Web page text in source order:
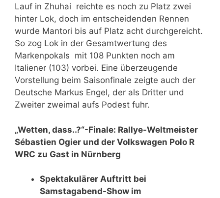
Lauf in Zhuhai reichte es noch zu Platz zwei
hinter Lok, doch im entscheidenden Rennen
wurde Mantori bis auf Platz acht durchgereicht.
So zog Lok in der Gesamtwertung des
Markenpokals mit 108 Punkten noch am
Italiener (103) vorbei. Eine überzeugende
Vorstellung beim Saisonfinale zeigte auch der
Deutsche Markus Engel, der als Dritter und
Zweiter zweimal aufs Podest fuhr.
„Wetten, dass..?“-Finale: Rallye-Weltmeister
Sébastien Ogier und der Volkswagen Polo R
WRC zu Gast in Nürnberg
Spektakulärer Auftritt bei
Samstagabend-Show im